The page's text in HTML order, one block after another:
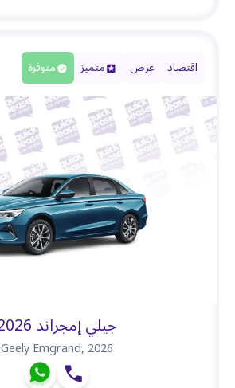
اقتصاد عرض متميز متوفرة
جيلي إمجراند 2026
Geely Emgrand,2026